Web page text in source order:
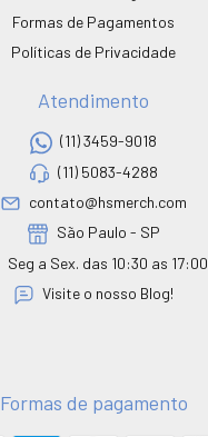
Formas de Pagamentos
Políticas de Privacidade
Atendimento
(11) 3459-9018
(11) 5083-4288
contato@hsmerch.com
São Paulo - SP
Seg a Sex. das 10:30 as 17:00
Visite o nosso Blog!
Formas de pagamento